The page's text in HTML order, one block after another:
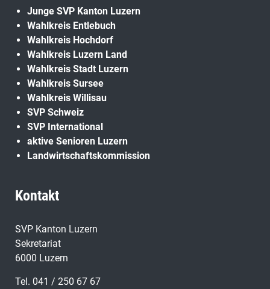
Junge SVP Kanton Luzern
Wahlkreis Entlebuch
Wahlkreis Hochdorf
Wahlkreis Luzern Land
Wahlkreis Stadt Luzern
Wahlkreis Sursee
Wahlkreis Willisau
SVP Schweiz
SVP International
aktive Senioren Luzern
Landwirtschaftskommission
Kontakt
SVP Kanton Luzern
Sekretariat
6000 Luzern
Tel. 041 / 250 67 67